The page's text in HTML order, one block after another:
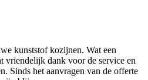
kunststof kozijnen. Wat een
vriendelijk dank voor de service en
Sinds het aanvragen van de offerte